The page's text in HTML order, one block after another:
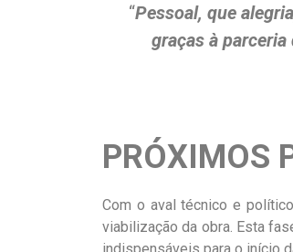
“Pessoal, que
graças à
PRÓXIMOS
Com o aval técnico e
viabilização da obra. Esta